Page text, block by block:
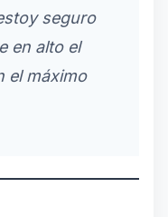
seguro
en alto el
el máximo